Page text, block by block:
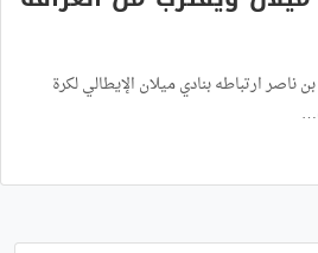
ناصر ارتباطه بنادي ميلان الإيطالي لكرة